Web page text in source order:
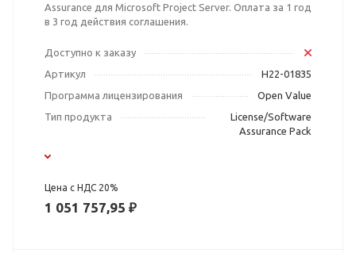
Assurance для Microsoft Project Server. Оплата за 1 год
в 3 год действия соглашения.
Доступно к заказу
Артикул
H22-01835
Программа лицензирования
Open Value
Тип продукта
License/Software
Assurance Pack
Цена с НДС 20%
1 051 757,95 ₽